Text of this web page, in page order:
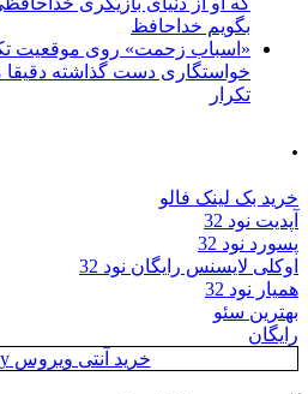
بگویم خداحافظ
«اسباب زحمت» روی موقعیت
تکرار
.
خرید بک لینک فالو
آپدیت نود 32
پسورد نود 32
اوکلی لایسنس رایگان نود 32
همیار نود 32
بهترین سئو
رایگان
خرید آنتی ویروس Kaspersky